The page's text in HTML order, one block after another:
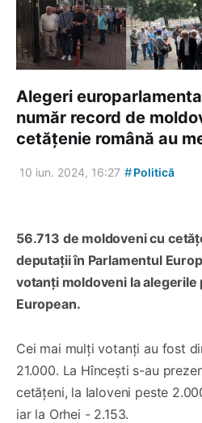
Alegeri
număr record de
cetățenie română au
10 iun. 2024, 16:27 #Politică
56.713 de moldoveni cu
deputații în Parlamentul
votanți moldoveni la
European.
Cei mai mulți votanți au fost
21.000. La Hîncești s-au
cetățeni, la Ialoveni peste
iar la Orhei - 2.153.